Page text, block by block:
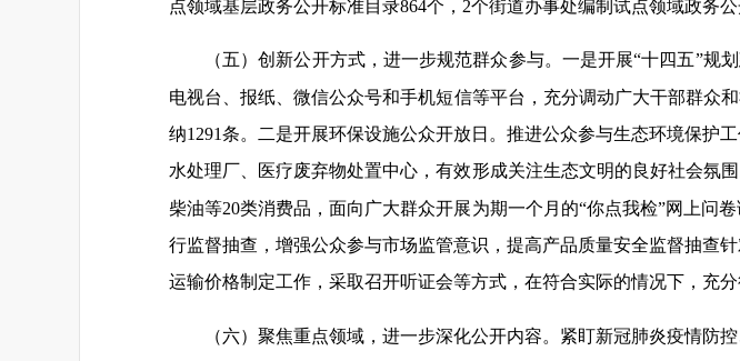
点领域基层政务公开标准目录864个，2个街道办事处编制试点领域政务
（五）创新公开方式，进一步规范群众参与。一是开展“十四五”规
电视台、报纸、微信公众号和手机短信等平台，充分调动广大干部群众
纳1291条。二是开展环保设施公众开放日。推进公众参与生态环境保护
水处理厂、医疗废弃物处置中心，有效形成关注生态文明的良好社会氛
柴油等20类消费品，面向广大群众开展为期一个月的“你点我检”网上问
行监督抽查，增强公众参与市场监管意识，提高产品质量安全监督抽查
运输价格制定工作，采取召开听证会等方式，在符合实际的情况下，充
（六）聚焦重点领域，进一步深化公开内容。紧盯新冠肺炎疫情